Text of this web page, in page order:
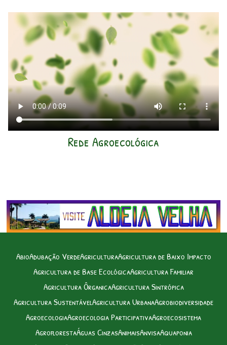
Rede Agroecológica
AbioAdubação VerdeAgriculturaAgricultura de Baixo Impacto
Agricultura de Base EcológicaAgricultura Familiar
Agricultura ÔrganicaAgricultura Sintrópica
Agricultura SustentávelAgricultura UrbanaAgrobiodiversidade
AgroecologiaAgroecologia ParticipativaAgroecosistema
AgroflorestaÁguas CinzasAnimaisAnvisaAquaponia